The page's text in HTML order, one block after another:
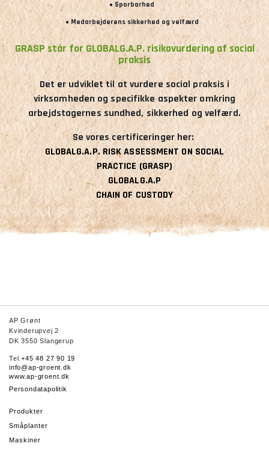
Sporbarhed
Medarbejderens sikkerhed og velfærd
GRASP står for GLOBALG.A.P. risikovurdering af social
praksis
Det er udviklet til at vurdere social praksis i
virksomheden og specifikke aspekter omkring
arbejdstagernes sundhed, sikkerhed og velfærd.
Se vores certificeringer her:
GLOBALG.A.P. RISK ASSESSMENT ON SOCIAL
PRACTICE (GRASP)
GLOBALG.A.P
CHAIN OF CUSTODY
AP Grønt
Kvinderupvej 2
DK 3550 Slangerup
Tel.+45 48 27 90 19
info@ap-groent.dk
www.ap-groent.dk
Persondatapolitik
Produkter
Småplanter
Maskiner